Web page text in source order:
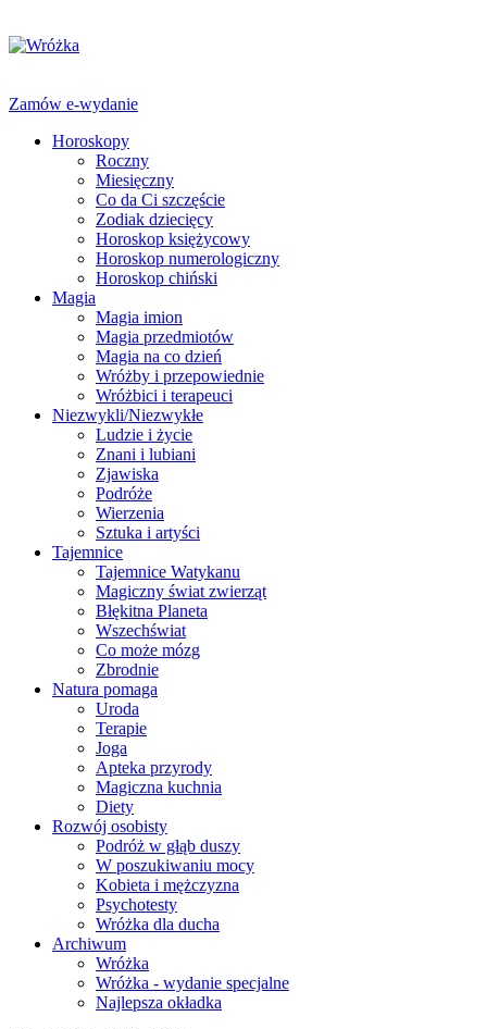
Zamów e-wydanie
Horoskopy
Roczny
Miesięczny
Co da Ci szczęście
Zodiak dziecięcy
Horoskop księżycowy
Horoskop numerologiczny
Horoskop chiński
Magia
Magia imion
Magia przedmiotów
Magia na co dzień
Wróżby i przepowiednie
Wróżbici i terapeuci
Niezwykli/Niezwykłe
Ludzie i życie
Znani i lubiani
Zjawiska
Podróże
Wierzenia
Sztuka i artyści
Tajemnice
Tajemnice Watykanu
Magiczny świat zwierząt
Błękitna Planeta
Wszechświat
Co może mózg
Zbrodnie
Natura pomaga
Uroda
Terapie
Joga
Apteka przyrody
Magiczna kuchnia
Diety
Rozwój osobisty
Podróż w głąb duszy
W poszukiwaniu mocy
Kobieta i mężczyzna
Psychotesty
Wróżka dla ducha
Archiwum
Wróżka
Wróżka - wydanie specjalne
Najlepsza okładka